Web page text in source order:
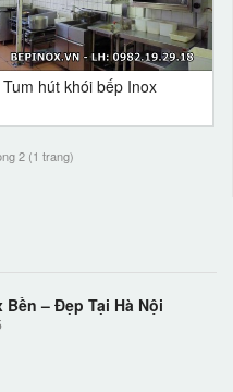
Tum hút khói bếp Inox
2 (1 trang)
Bền – Đẹp Tại Hà Nội